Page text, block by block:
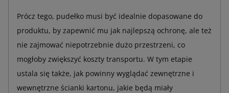
Prócz tego, pudełko musi być idealnie dopasowane do
produktu, by zapewnić mu jak najlepszą ochronę, ale też
nie zajmować niepotrzebnie dużo przestrzeni, co
mogłoby zwiększyć koszty transportu. W tym etapie
ustala się także, jak powinny wyglądać zewnętrzne i
wewnętrzne ścianki kartonu, jakie będą miały